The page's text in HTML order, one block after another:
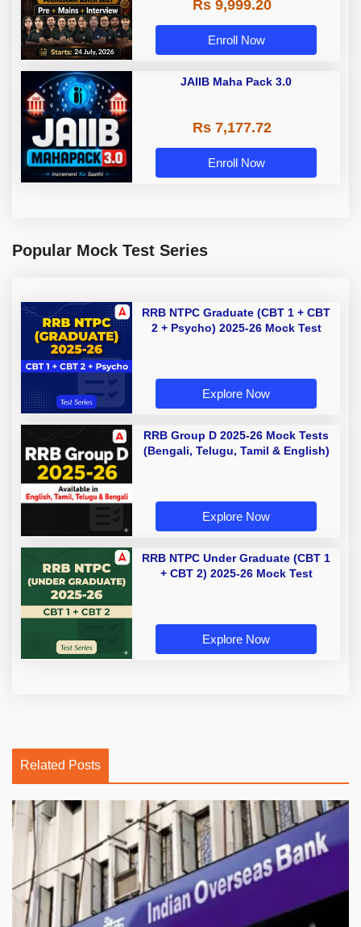
Rs 9,999.20
Enroll Now
JAIIB Maha Pack 3.0
Rs 7,177.72
Enroll Now
Popular Mock Test Series
RRB NTPC Graduate (CBT 1 + CBT
2 + Psycho) 2025-26 Mock Test
Explore Now
RRB Group D 2025-26 Mock Tests
(Bengali, Telugu, Tamil & English)
Explore Now
RRB NTPC Under Graduate (CBT 1
+ CBT 2) 2025-26 Mock Test
Explore Now
Related Posts